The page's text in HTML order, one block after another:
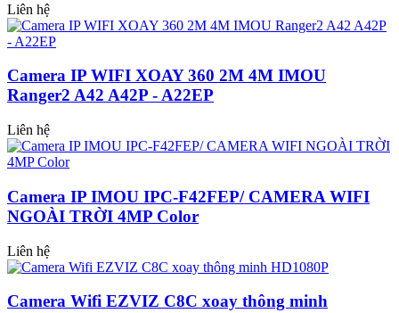
Liên hệ
Camera IP WIFI XOAY 360 2M 4M IMOU
Ranger2 A42 A42P - A22EP
Liên hệ
Camera IP IMOU IPC-F42FEP/ CAMERA WIFI
NGOÀI TRỜI 4MP Color
Liên hệ
Camera Wifi EZVIZ C8C xoay thông minh